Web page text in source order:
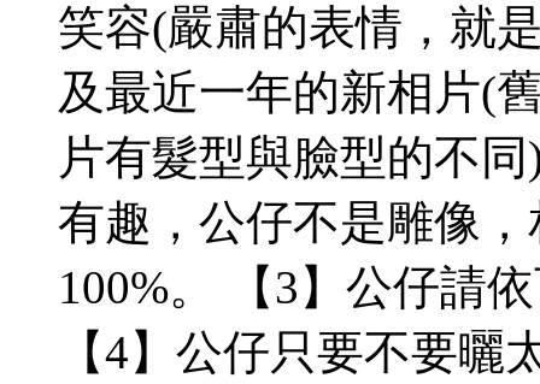
笑容(嚴肅的表情，就
及最近一年的新相片(
片有髮型與臉型的不
有趣，公仔不是雕像
100%。 【3】公仔請
【4】公仔只要不要曬